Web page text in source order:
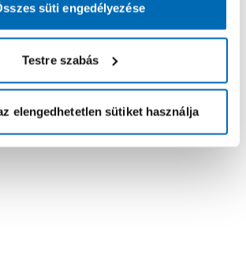
süti engedélyezése
Testre szabás
elengedhetetlen sütiket használja